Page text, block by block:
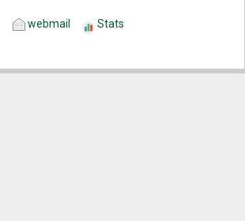
webmail Stats